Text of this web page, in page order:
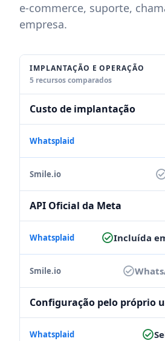
e-commerce, suporte,
empresa.
IMPLANTAÇÃO E OPERAÇÃO
5 recursos comparados
Custo de implantação
API Oficial da Meta
Incluída
Configuração pelo próprio